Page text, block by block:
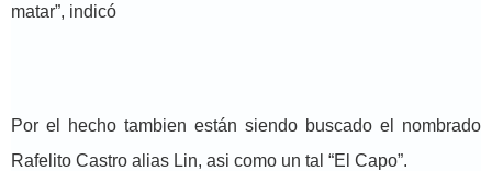
matar”, indicó
Por el hecho tambien están siendo buscado el nombrado
Rafelito Castro alias Lin, asi como un tal “El Capo”.